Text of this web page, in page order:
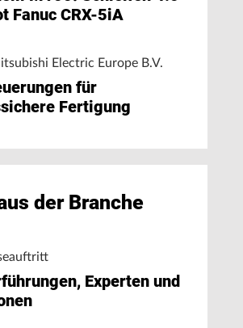
Fanuc CRX-5iA
Electric Europe B.V.
für
Fertigung
der Branche
Experten und